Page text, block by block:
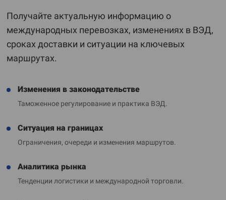
Получайте актуальную информацию о
международных перевозках, изменениях в ВЭД,
сроках доставки и ситуации на ключевых
маршрутах.
Изменения в законодательстве
Таможенное регулирование и практика ВЭД.
Ситуация на границах
Ограничения, очереди и изменения маршрутов.
Аналитика рынка
Тенденции логистики и международной торговли.